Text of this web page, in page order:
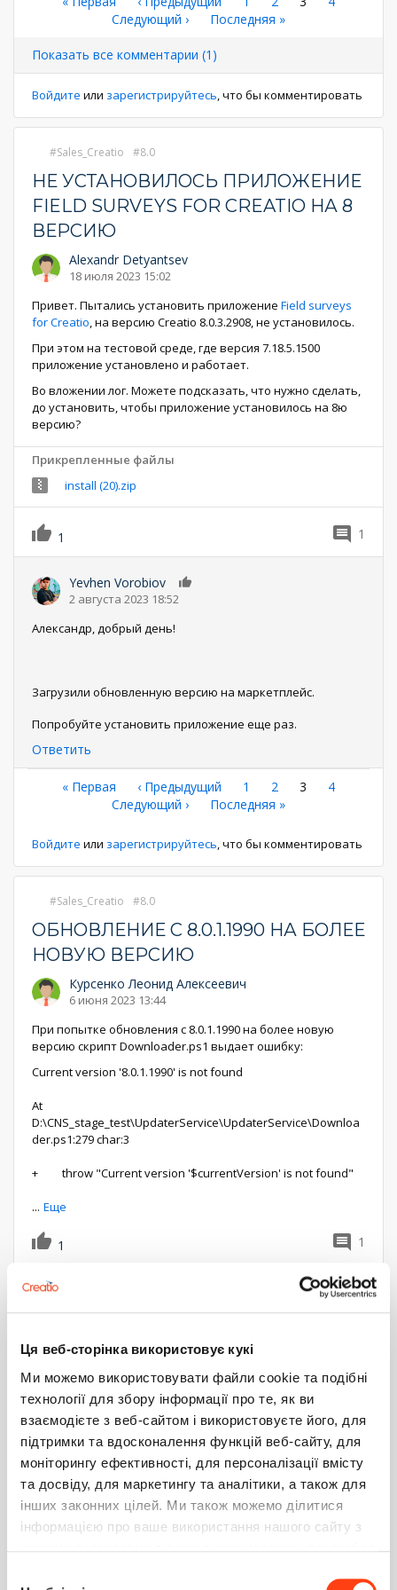
Ця веб-сторінка використовує кукі
Ми можемо використовувати файли cookie та подібні
технології для збору інформації про те, як ви
взаємодієте з веб-сайтом і використовуєте його, для
підтримки та вдосконалення функцій веб-сайту, для
моніторингу ефективності, для персоналізації вмісту
та досвіду, для маркетингу та аналітики, а також для
інших законних цілей. Ми також можемо ділитися
інформацією про ваше використання нашого сайту з
страниц
страницаСледующая
Следующий ›
Последняя
Последняя »
Показать все комментарии (1)
Войдите или зарегистрируйтесь, что бы комментировать
Sales_Creatio 8.0
НЕ УСТАНОВИЛОСЬ ПРИЛОЖЕНИЕ
FIELD SURVEYS FOR CREATIO НА 8
ВЕРСИЮ
Alexandr Detyantsev
18 июля 2023 15:02
Привет. Пытались установить приложение Field surveys
for Creatio, на версию Creatio 8.0.3.2908, не установилось.
При этом на тестовой среде, где версия 7.18.5.1500
приложение установлено и работает.
Во вложении лог. Можете подсказать, что нужно сделать,
до установить, чтобы приложение установилось на 8ю
версию?
Прикрепленные файлы
install (20).zip
1 1
Yevhen Vorobiov
2 августа 2023 18:52
Александр, добрый день!
Загрузили обновленную версию на маркетплейс.
Попробуйте установить приложение еще раз.
Ответить
Нумерация
страниц
Первая
страница
« Первая ←
‹ Предыдущий Страница
1 Страница
2
Текущая
3 Страница
4
Следующая
Следующий ›
Последняя
Последняя »
Войдите или зарегистрируйтесь, что бы комментировать
Sales_Creatio 8.0
ОБНОВЛЕНИЕ С 8.0.1.1990 НА БОЛЕЕ
НОВУЮ ВЕРСИЮ
Курсенко Леонид Алексеевич
6 июня 2023 13:44
При попытке обновления с 8.0.1.1990 на более новую
версию скрипт Downloader.ps1 выдает ошибку:
Current version '8.0.1.1990' is not found
At
D:\CNS_stage_test\UpdaterService\UpdaterService\Downloa
der.ps1:279 char:3
+ throw "Current version '$currentVersion' is not found"
... Еще
1 1
Как я вижу, вы пытались использовать Downloader.
Данная утилита не актуальна для верий 8.0.0+
Пожалуйста, обратитесь в... Еще